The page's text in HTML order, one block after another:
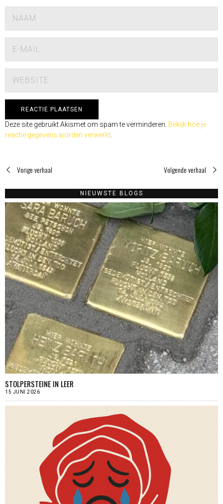
Deze site gebruikt Akismet om spam te verminderen. Bekijk hoe je
reactie gegevens worden verwerkt.
Vorige verhaal Volgende verhaal
NIEUWSTE BLOGS
STOLPERSTEINE IN LEER
15 JUNI 2026